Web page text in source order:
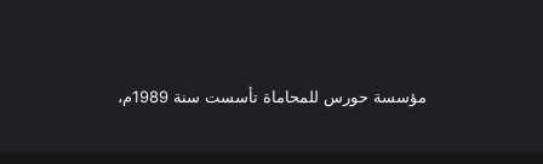
مؤسسة حورس للمحاماة تأسست سنة 1989م،